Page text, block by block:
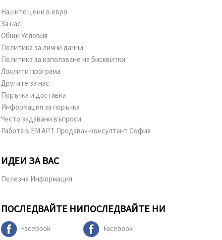
Нашите цени в евро
За нас
Общи Условия
Политика за лични данни
Политика за използване на бисквитки
Лоялити програма
Другите за нас
Поръчка и доставка
Информация за поръчка
Често задавани въпроси
Работа в ЕМ АРТ Продавач-консултант София
ИДЕИ ЗА ВАС
Полезна Информация
ПОСЛЕДВАЙТЕ НИ
Facebook
ПОСЛЕДВАЙТЕ НИ
Facebook